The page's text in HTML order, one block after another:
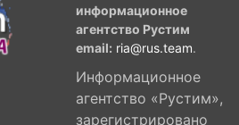
информационное
агентство Рустим
email: ria@rus.team.
Информационное
агентство «Рустим»,
зарегистрировано